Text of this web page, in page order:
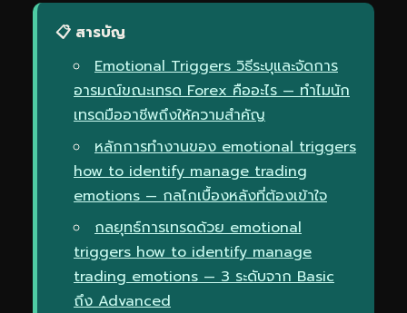
📋 สารบัญ
Emotional Triggers วิธีระบุและจัดการ
อารมณ์ขณะเทรด Forex คืออะไร — ทำไมนัก
เทรดมืออาชีพถึงให้ความสำคัญ
หลักการทำงานของ emotional triggers
how to identify manage trading
emotions — กลไกเบื้องหลังที่ต้องเข้าใจ
กลยุทธ์การเทรดด้วย emotional
triggers how to identify manage
trading emotions — 3 ระดับจาก Basic
ถึง Advanced